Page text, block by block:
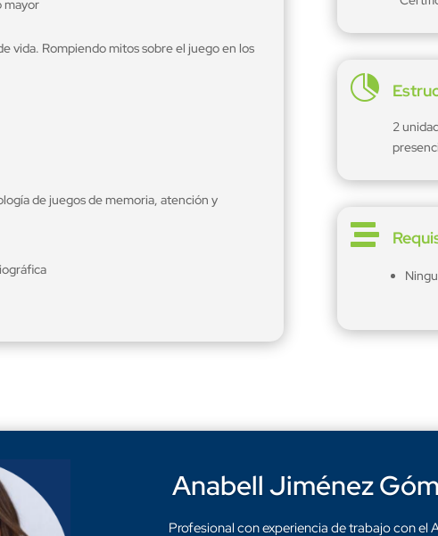
mayor
vida. Rompiendo mitos sobre el juego en los
de juegos de memoria, atención y

2

Anabell Jiménez
Profesional con experiencia de trabajo con el